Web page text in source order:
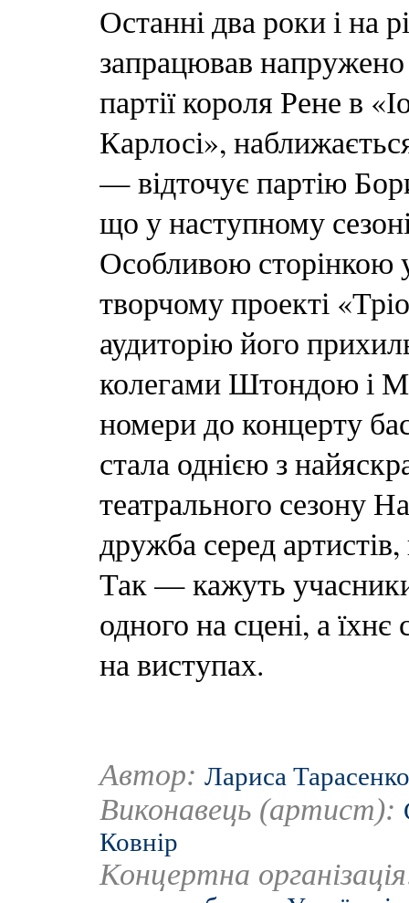
Останні два роки і на
запрацював
партії короля Рене в
Карлосі»,
— відточує партію
що у наступному
Особливою сторінкою
творчому проекті
аудиторію його
колегами Штондою і
номери до концерту
стала однією з
театрального сезону
дружба серед
Так — кажуть
одного на сцені, а
на виступах.
Автор: Лариса Тарасенко
Виконавець (артист):
Ковнір
Концертна